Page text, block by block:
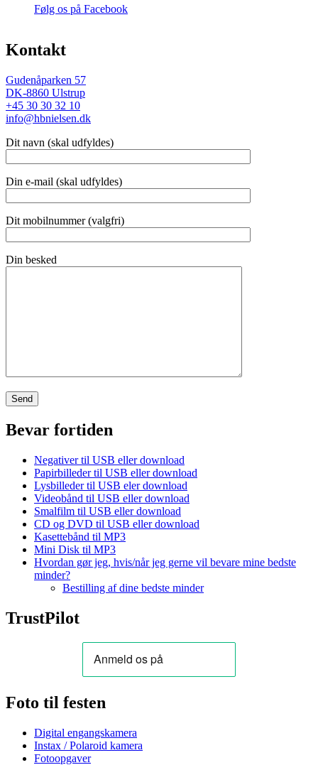
Følg os på Facebook
Kontakt
Gudenåparken 57
DK-8860 Ulstrup
+45 30 30 32 10
info@hbnielsen.dk
Dit navn (skal udfyldes)
Din e-mail (skal udfyldes)
Dit mobilnummer (valgfri)
Din besked
Bevar fortiden
Negativer til USB eller download
Papirbilleder til USB eller download
Lysbilleder til USB eler download
Videobånd til USB eller download
Smalfilm til USB eller download
CD og DVD til USB eller download
Kasettebånd til MP3
Mini Disk til MP3
Hvordan gør jeg, hvis/når jeg gerne vil bevare mine bedste
minder?
Bestilling af dine bedste minder
TrustPilot
Foto til festen
Digital engangskamera
Instax / Polaroid kamera
Fotoopgaver